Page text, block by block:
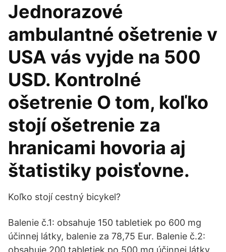
Jednorazové
ambulantné ošetrenie v
USA vás vyjde na 500
USD. Kontrolné
ošetrenie O tom, koľko
stojí ošetrenie za
hranicami hovoria aj
štatistiky poisťovne.
Koľko stojí cestný bicykel?
Balenie č.1: obsahuje 150 tabletiek po 600 mg
účinnej látky, balenie za 78,75 Eur. Balenie č.2:
obsahuje 200 tabletiek po 500 mg účinnej látky,